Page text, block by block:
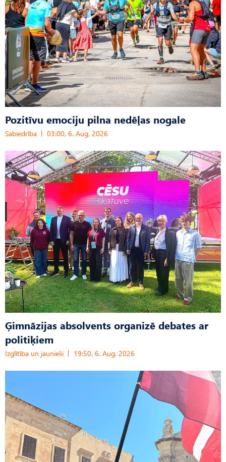
Pozitīvu emociju pilna nedēļas nogale
Sabiedrība 03:00, 6. Aug, 2026
Ģimnāzijas absolvents organizē debates ar
politiķiem
Izglītība un jaunieši 19:50, 6. Aug, 2026